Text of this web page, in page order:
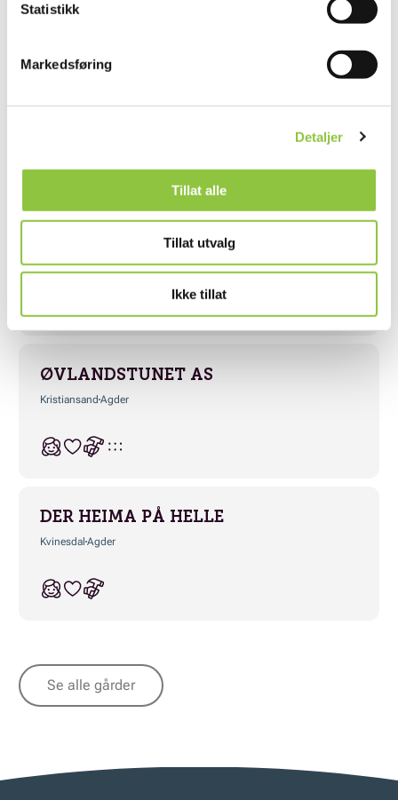
Statistikk
Markedsføring
Detaljer
Tillat alle
Tillat utvalg
Ikke tillat
Andre lignende gårder
ØVLANDSTUNET AS
KristiansandAgder
DER HEIMA PÅ HELLE
KvinesdalAgder
Se alle gårder